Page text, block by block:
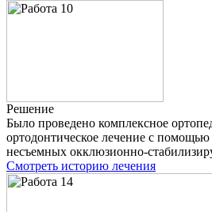
Решение
Было проведено комплексное
ортодонтическое лечение с
несъемных окклюзионно-
Смотреть историю лечения